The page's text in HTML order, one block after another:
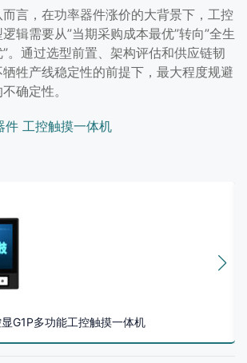
言，在功率器件涨价的大背景下，工控
辑需要从”当期采购成本最优”转向”全生
。通过选型前置、架构评估和供应链韧
牲产线稳定性的前提下，最大程度规避
确定性。
件 工控触摸一体机
G1P多功能工控触摸一体机